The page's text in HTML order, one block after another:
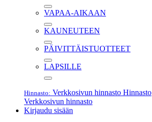
VAPAA-AIKAAN
KAUNEUTEEN
PÄIVITTÄISTUOTTEET
LAPSILLE
Hinnasto: Verkkosivun hinnasto Hinnasto
Verkkosivun hinnasto
Kirjaudu sisään